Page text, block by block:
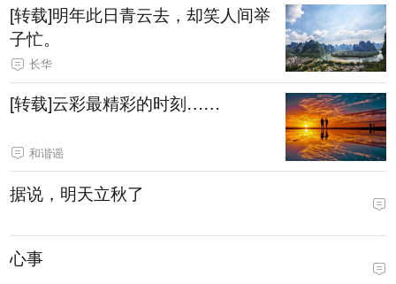
[转载]明年此日青云去，却笑人间举
子忙。
长华
[转载]云彩最精彩的时刻……
和谐谣
据说，明天立秋了
心事